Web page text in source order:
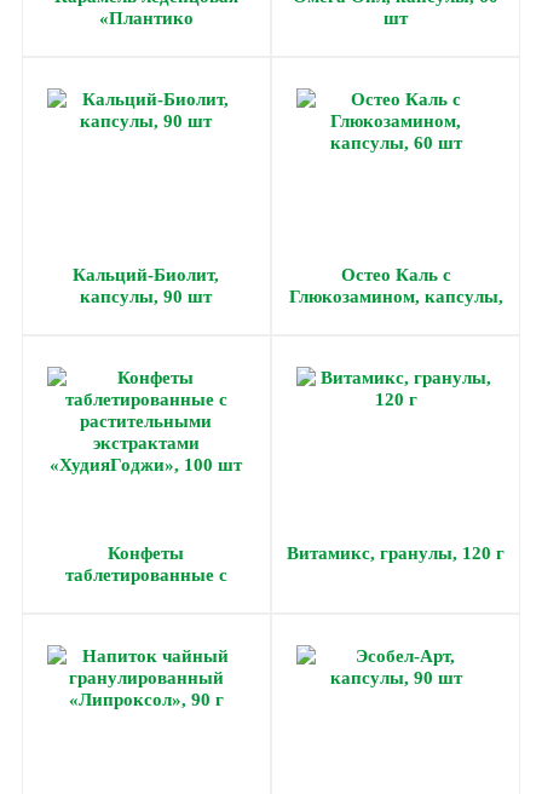
«Плантико
шт
Кальций-Биолит,
капсулы, 90 шт
Остео Каль с
Глюкозамином, капсулы,
Конфеты
таблетированные с
Витамикс, гранулы, 120 г